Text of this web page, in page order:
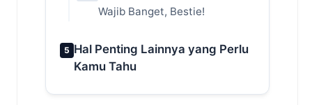
Wajib Banget, Bestie!
5 Hal Penting Lainnya yang Perlu
Kamu Tahu